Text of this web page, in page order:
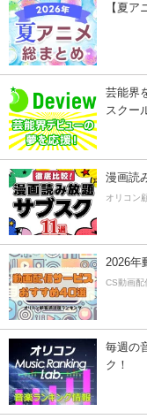
【夏
芸能界
スクー
漫画読
オリコン
2026年
CS動画配
毎週の
ク！